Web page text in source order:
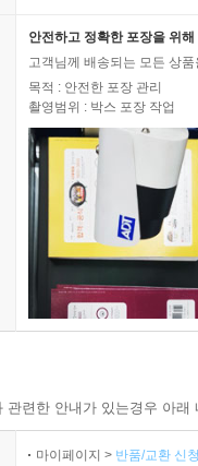
안전하고 정확한 포장을 위
고객님께 배송되는 모든 상
목적 : 안전한 포장 관리
촬영범위 : 박스 포장 작업
련한 안내가 있는경우 아
마이페이지 > 반품/교환 신